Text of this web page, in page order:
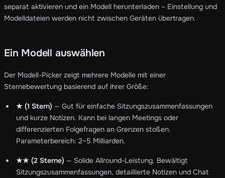
separat aktivieren und ein Modell herunterladen – Einstellung und
Modelldateien werden nicht zwischen Geräten übertragen.
Ein Modell auswählen
Der Modell-Picker zeigt mehrere Modelle mit einer
Sternebewertung basierend auf ihrer Größe:
★ (1 Stern) — Gut für einfache Sitzungszusammenfassungen
und kurze Notizen. Kann bei langen Meetings oder
differenzierten Folgefragen an Grenzen stoßen.
Parameterbereich: 2–5 Milliarden.
★★ (2 Sterne) — Solide Allround-Leistung. Bewältigt
Sitzungszusammenfassungen, detaillierte Notizen und Chat